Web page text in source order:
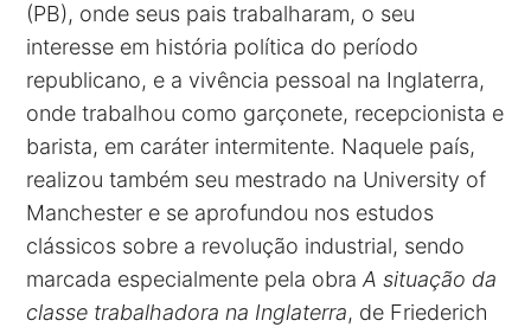
(PB), onde seus pais trabalharam, o seu
interesse em história política do período
republicano, e a vivência pessoal na Inglaterra,
onde trabalhou como garçonete, recepcionista e
barista, em caráter intermitente. Naquele país,
realizou também seu mestrado na University of
Manchester e se aprofundou nos estudos
clássicos sobre a revolução industrial, sendo
marcada especialmente pela obraA situação da
classe trabalhadora na Inglaterra, de Friederich